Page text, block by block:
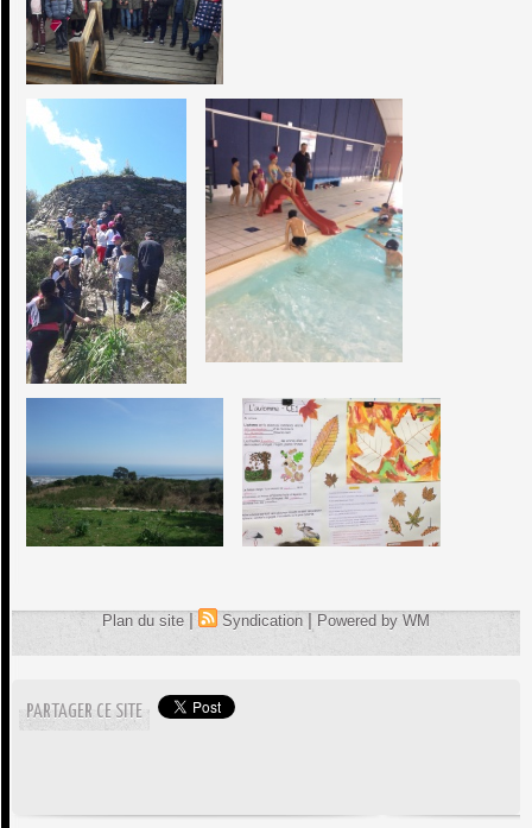
Plan du site | Syndication | Powered by WM
PARTAGER CE SITE